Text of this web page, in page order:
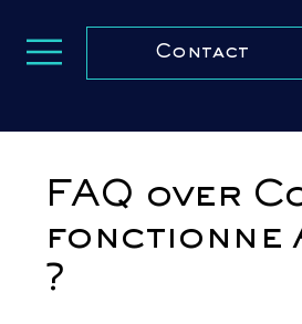
Contact
FAQ over
fonctionne
?